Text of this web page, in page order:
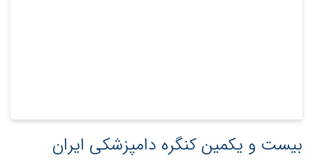
بیست و یکمین کنگره دامپزشکی ایران